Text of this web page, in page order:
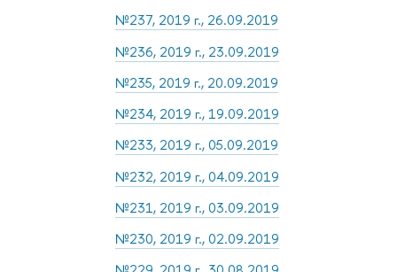
№237, 2019 г., 26.09.2019
№236, 2019 г., 23.09.2019
№235, 2019 г., 20.09.2019
№234, 2019 г., 19.09.2019
№233, 2019 г., 05.09.2019
№232, 2019 г., 04.09.2019
№231, 2019 г., 03.09.2019
№230, 2019 г., 02.09.2019